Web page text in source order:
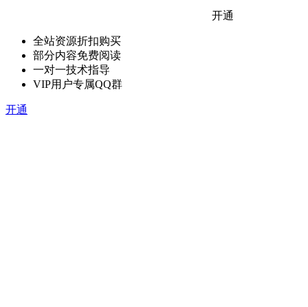
开通
全站资源折扣购买
部分内容免费阅读
一对一技术指导
VIP用户专属QQ群
开通